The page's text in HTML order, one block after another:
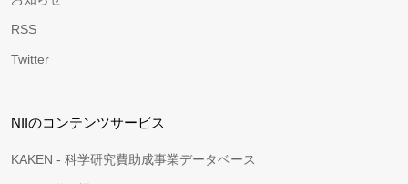
RSS
Twitter
NIIのコンテンツサービス
KAKEN - 科学研究費助成事業データベース